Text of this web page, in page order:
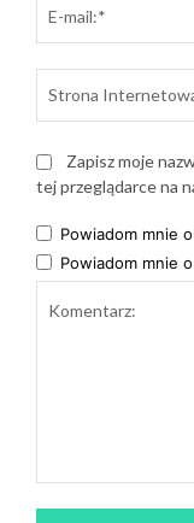
Zapisz moje
tej przeglądarce na
Powiadom mnie
Powiadom mnie